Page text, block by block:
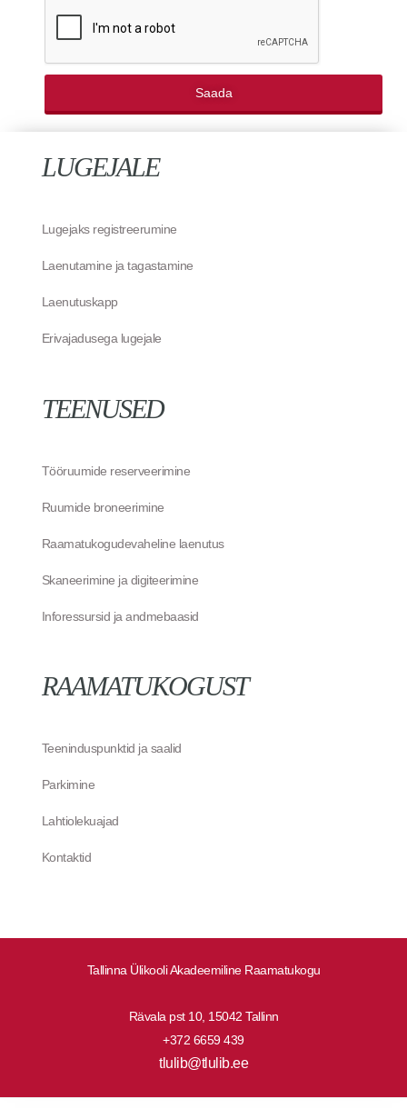
Saada
Tallinna Ülikooli Akadeemiline Raamatukogu
Rävala pst 10, 15042 Tallinn
+372 6659 439
tlulib@tlulib.ee
LUGEJALE
Lugejaks registreerumine
Laenutamine ja tagastamine
Laenutuskapp
Erivajadusega lugejale
TEENUSED
Tööruumide reserveerimine
Ruumide broneerimine
Raamatukogudevaheline laenutus
Skaneerimine ja digiteerimine
Inforessursid ja andmebaasid
RAAMATUKOGUST
Teeninduspunktid ja saalid
Parkimine
Lahtiolekuajad
Kontaktid